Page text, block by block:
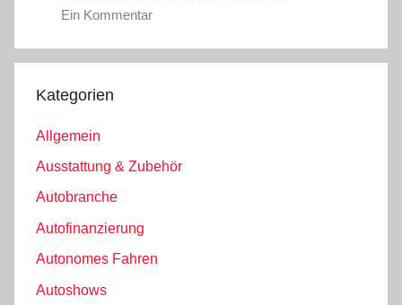
Ein Kommentar
Kategorien
Allgemein
Ausstattung & Zubehör
Autobranche
Autofinanzierung
Autonomes Fahren
Autoshows